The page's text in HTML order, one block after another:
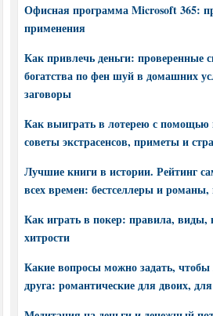
Офисная программа Microsoft 365:
применения
Как привлечь деньги: проверенные
богатства по фен шуй в домашних
заговоры
Как выиграть в лотерею с помощью
советы экстрасенсов, приметы и
Лучшие книги в истории. Рейтинг
всех времен: бестселлеры и
Как играть в покер: правила, виды,
хитрости
Какие вопросы можно задать, чтобы
друга: романтические для двоих,